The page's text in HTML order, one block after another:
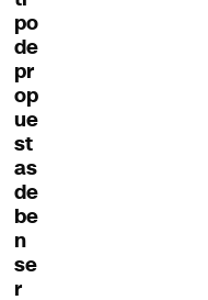
po
de
pr
op
ue
st
as
de
be
n
se
r